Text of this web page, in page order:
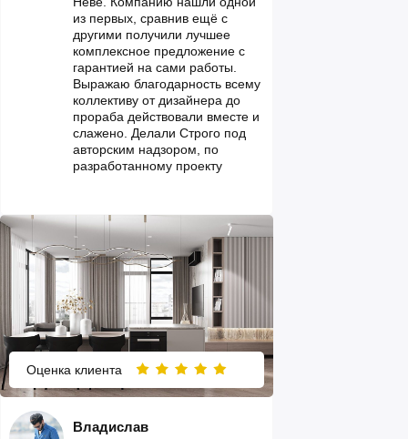
из первых, сравнив ещё с
другими получили лучшее
комплексное предложение с
гарантией на сами работы.
Выражаю благодарность всему
коллективу от дизайнера до
прораба действовали вместе и
слажено. Делали Строго под
авторским надзором, по
разработанному проекту
Оценка клиента
Владислав